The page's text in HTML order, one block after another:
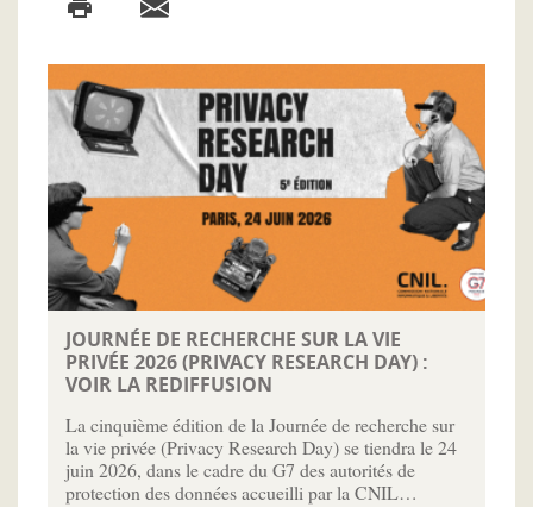
JOURNÉE DE RECHERCHE SUR LA VIE
PRIVÉE 2026 (PRIVACY RESEARCH DAY) :
VOIR LA REDIFFUSION
La cinquième édition de la Journée de recherche sur
la vie privée (Privacy Research Day) se tiendra le 24
juin 2026, dans le cadre du G7 des autorités de
protection des données accueilli par la CNIL…